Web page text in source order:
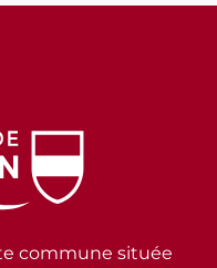
commune située